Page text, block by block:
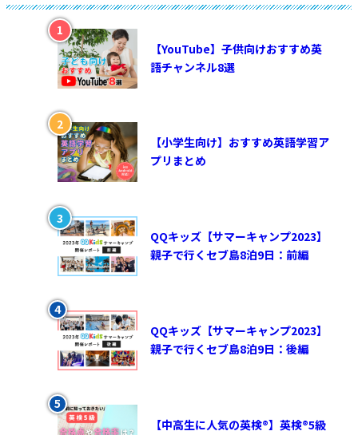
【YouTube】子供向けおすすめ英
語チャンネル8選
【小学生向け】おすすめ英語学習ア
プリまとめ
QQキッズ【サマーキャンプ2023】
親子で行くセブ島8泊9日：前編
QQキッズ【サマーキャンプ2023】
親子で行くセブ島8泊9日：後編
【中高生に人気の英検®︎】英検®︎5級